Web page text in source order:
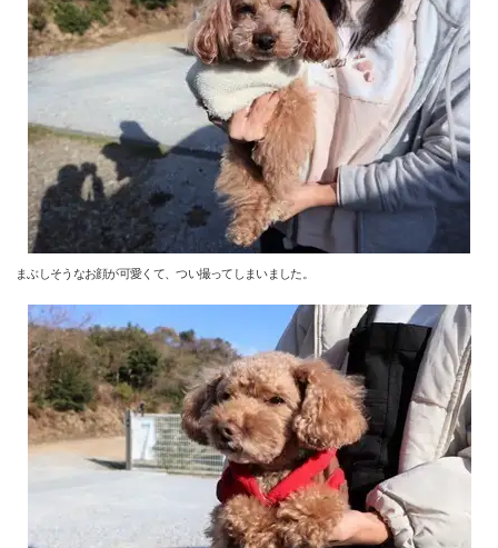
まぶしそうなお顔が可愛くて、つい撮ってしまいました。